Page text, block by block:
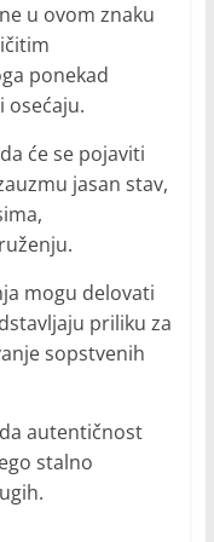
u ovom znaku
ponekad
osećaju.
će se pojaviti
jasan stav,
mogu delovati
priliku za
sopstvenih
autentičnost
stalno